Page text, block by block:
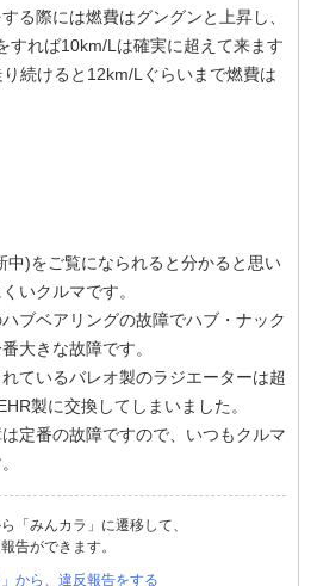
る際には燃費はグングンと上昇し、
すれば10km/Lは確実に超えて来ます
続けると12km/Lぐらいまで燃費は
中)をご覧になられると分かると思い
いクルマです。
ブベアリングの故障でハブ・ナック
大きな故障です。
ているバレオ製のラジエーターは超
製に交換してしまいました。
定番の故障ですので、いつもクルマ
「みんカラ」に遷移して、
告ができます。
」から、違反報告をする